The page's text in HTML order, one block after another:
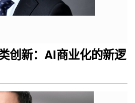
创新：AI商业化的新逻